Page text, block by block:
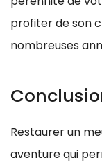
profiter de son
nombreuses
Restaurer un
aventure qui